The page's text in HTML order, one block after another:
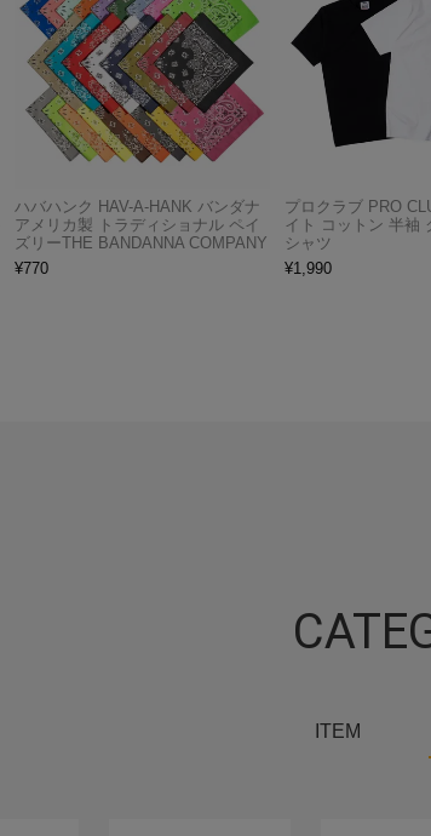
ハバハンク HAV-A-HANK バンダナ
アメリカ製 トラディショナル ペイ
ズリーTHE BANDANNA COMPANY
¥770
プロクラブ PRO
イト コットン 半袖
シャツ
¥1,990
ITEM